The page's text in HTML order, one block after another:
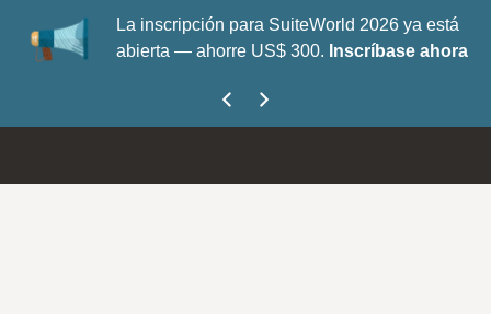
La inscripción para SuiteWorld 2026 ya está
abierta — ahorre US$ 300. Inscríbase ahora